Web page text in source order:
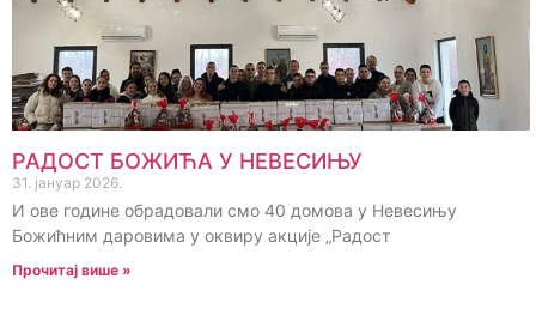
РАДОСТ БОЖИЋА У НЕВЕСИЊУ
31. јануар 2026.
И ове године обрадовали смо 40 домова у Невесињу
Божићним даровима у оквиру акције „Радост
Прочитај више »